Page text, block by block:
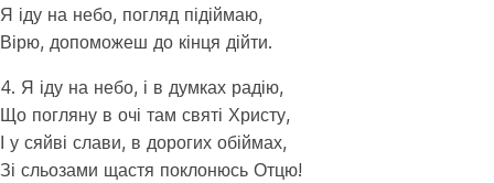
Я іду на небо, погляд підіймаю,
Вірю, допоможеш до кінця дійти.
4. Я іду на небо, і в думках радію,
Що погляну в очі там святі Христу,
І у сяйві слави, в дорогих обіймах,
Зі сльозами щастя поклонюсь Отцю!